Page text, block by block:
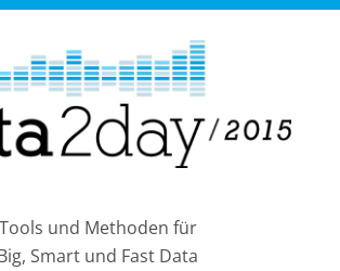
Tools und Methoden für
Smart und Fast Data